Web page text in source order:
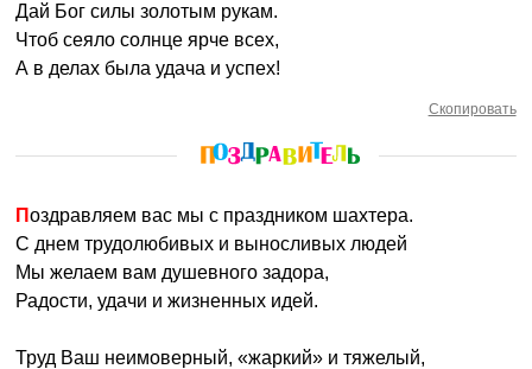
Дай Бог силы золотым рукам.
Чтоб сеяло солнце ярче всех,
А в делах была удача и успех!
Скопировать
Поздравляем вас мы с праздником шахтера.
С днем трудолюбивых и выносливых людей
Мы желаем вам душевного задора,
Радости, удачи и жизненных идей.
Труд Ваш неимоверный, «жаркий» и тяжелый,